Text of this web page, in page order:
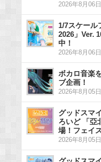
2026年8月06
1/7スケール
2026」Ver.
中！
2026年8月06
ボカロ音楽
ブ企画！
2026年8月05
グッドスマ
ろいど 「亞
場！フェイ
2026年8月05